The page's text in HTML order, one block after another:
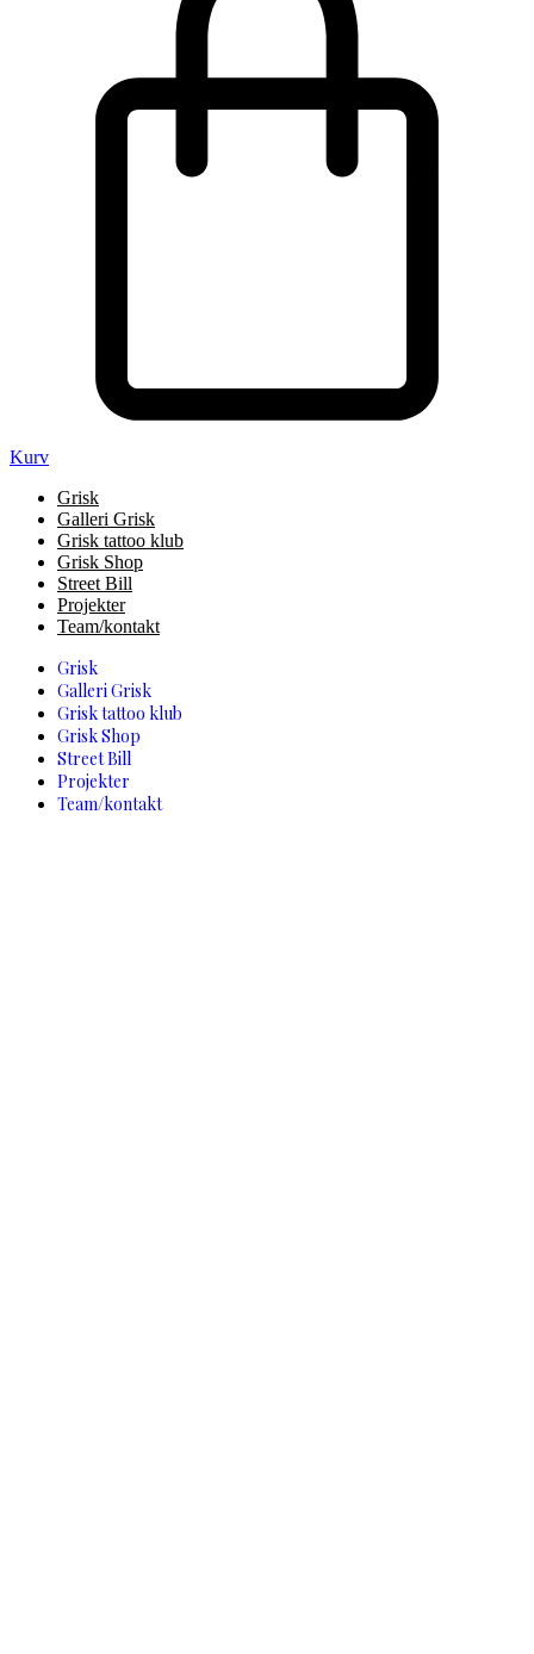
Kurv
Grisk
Galleri Grisk
Grisk tattoo klub
Grisk Shop
Street Bill
Projekter
Team/kontakt
Grisk
Galleri Grisk
Grisk tattoo klub
Grisk Shop
Street Bill
Projekter
Team/kontakt